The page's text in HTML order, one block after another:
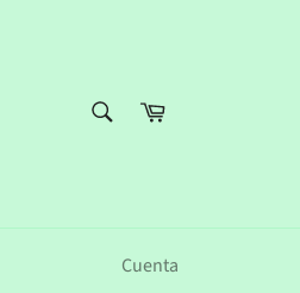
Carrito
Cuenta